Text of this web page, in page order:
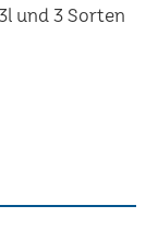
und 3 Sorten